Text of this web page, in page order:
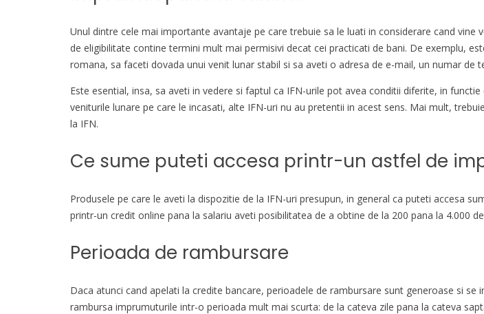
Unul dintre cele mai importante avantaje pe care trebuie sa le luati in considerare cand
de eligibilitate contine termini mult mai permisivi decat cei practicati de bani. De exemplu,
romana, sa faceti dovada unui venit lunar stabil si sa aveti o adresa de e-mail, un numar de
Este esential, insa, sa aveti in vedere si faptul ca IFN-urile pot avea conditii diferite, in
veniturile lunare pe care le incasati, alte IFN-uri nu au pretentii in acest sens. Mai mult,
la IFN.
Ce sume puteti accesa printr-un astfel de
Produsele pe care le aveti la dispozitie de la IFN-uri presupun, in general ca puteti accesa
printr-un credit online pana la salariu aveti posibilitatea de a obtine de la 200 pana la 4.000
Perioada de rambursare
Daca atunci cand apelati la credite bancare, perioadele de rambursare sunt generoase si
rambursa imprumuturile intr-o perioada mult mai scurta: de la cateva zile pana la cateva